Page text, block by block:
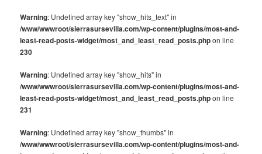
Warning: Undefined array key "show_hits_text" in
/www/wwwroot/sierrasursevilla.com/wp-content/plugins/most-and-
least-read-posts-widget/most_and_least_read_posts.phpon line
230
Warning: Undefined array key "show_hits" in
/www/wwwroot/sierrasursevilla.com/wp-content/plugins/most-and-
least-read-posts-widget/most_and_least_read_posts.phpon line
231
Warning: Undefined array key "show_thumbs" in
/www/wwwroot/sierrasursevilla.com/wp-content/plugins/most-and-